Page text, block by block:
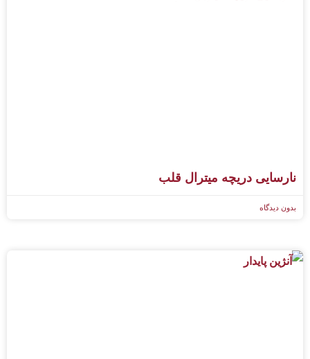
نارسایی دریچه میترال قلب
بدون دیدگاه